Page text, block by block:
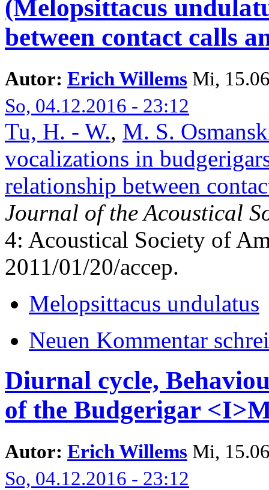
(Melopsittacus
between contact calls
Autor: Erich Willems Mi,
So, 04.12.2016 - 23:12
Tu, H. - W., M. S.
vocalizations in
relationship between
Journal of the Acoustical
4: Acoustical Society of
2011/01/20/accep.
Melopsittacus undulatus
Neuen Kommentar
Diurnal cycle,
of the Budgerigar
Autor: Erich Willems Mi,
So, 04.12.2016 - 23:12